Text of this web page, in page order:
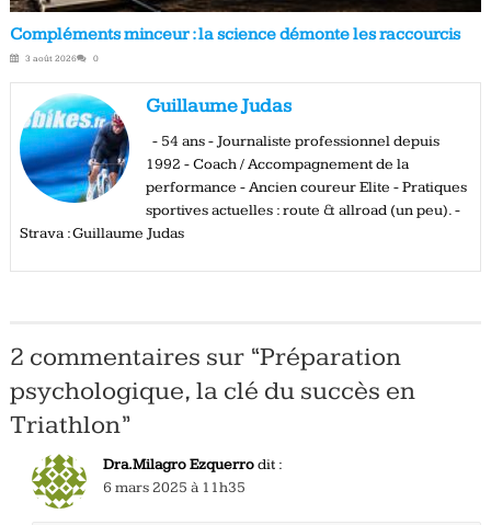
Compléments minceur : la science démonte les raccourcis
3 août 2026 0
Guillaume Judas
- 54 ans - Journaliste professionnel depuis
1992 - Coach / Accompagnement de la
performance - Ancien coureur Elite - Pratiques
sportives actuelles : route & allroad (un peu). -
Strava : Guillaume Judas
2 commentaires sur “Préparation
psychologique, la clé du succès en
Triathlon”
Dra.Milagro Ezquerrodit :
6 mars 2025 à 11h35